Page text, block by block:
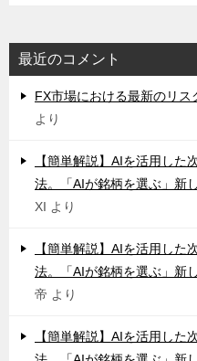
最近のコメント
FX市場における最新のリ
より
【簡単解説】AIを活用した
法。「AIが銘柄を選ぶ」新
XI より
【簡単解説】AIを活用した
法。「AIが銘柄を選ぶ」新
帝 より
【簡単解説】AIを活用した